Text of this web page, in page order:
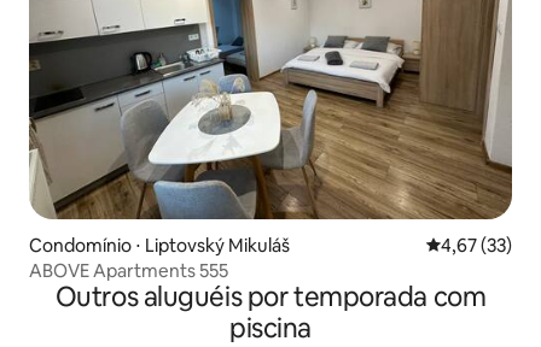
Condomínio ⋅ Liptovský Mikuláš 4,67 de uma
4,67 (33)
ABOVE Apartments 555
Outros aluguéis por temporada com
piscina